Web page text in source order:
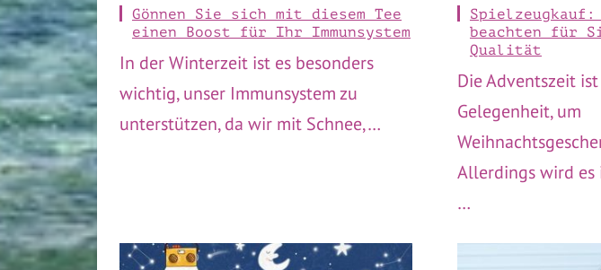
Gönnen Sie sich mit diesem Tee
einen Boost für Ihr Immunsystem
In der Winterzeit ist es besonders
wichtig, unser Immunsystem zu
unterstützen, da wir mit Schnee,…
beachten für
Qualität
Die Adventszeit
Gelegenheit, um
Allerdings wird es
…